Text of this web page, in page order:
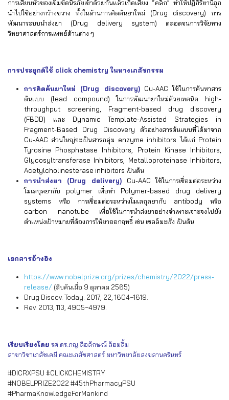
การเสียบหัวของเข็มขัดนิรภัยเข้าด้วยกันแล้วเกิดเสียง “คลิก” ทำให้ปฏิกิริยานี้ถูก
นำไปใช้อย่างกว้างขวาง ทั้งในด้านการคิดค้นยาใหม่ (Drug discovery) การ
พัฒนาระบบนำส่งยา (Drug delivery system) ตลอดจนการวิจัยทาง
วิทยาศาสตร์การแพทย์ด้านต่าง ๆ
การประยุกต์ใช้ click chemistry ในทางเภสัชกรรม
การคิดค้นยาใหม่ (Drug discovery)Cu-AAC ใช้ในการค้นหาสาร
ต้นแบบ (lead compound) ในการพัฒนายาใหม่ด้วยเทคนิค high-
throughput screening, Fragment-based drug discovery
(FBDD) และ Dynamic Template-Assisted Strategies in
Fragment-Based Drug Discovery ตัวอย่างสารต้นแบบที่ได้มาจาก
Cu-AAC ส่วนใหญ่จะเป็นสารกลุ่ม enzyme inhibitors ได้แก่ Protein
Tyrosine Phosphatase Inhibitors, Protein Kinase Inhibitors,
Glycosyltransferase Inhibitors, Metalloproteinase Inhibitors,
Acetylcholinesterase inhibitors เป็นต้น
การนำส่งยา (Drug delivery) Cu-AAC ใช้ในการเชื่อมต่อระหว่าง
โมเลกุลยากับ polymer เพื่อทำ Polymer-based drug delivery
systems หรือ การเชื่อมต่อระหว่างโมเลกุลยากับ antibody หรือ
carbon nanotube เพื่อใช้ในการนำส่งยาอย่างจำเพาะเจาะจงไปยัง
ตำแหน่งเป้าหมายที่ต้องการให้ยาออกฤทธิ์ เช่น เซลล์มะเร็ง เป็นต้น
เอกสารอ้างอิง
https://www.nobelprize.org/prizes/chemistry/2022/press-
release/ (สืบค้นเมื่อ 9 ตุลาคม 2565)
Drug Discov. Today. 2017, 22, 1604−1619.
Rev. 2013, 113, 4905−4979.
เรียบเรียงโดย รศ.ดร.ภญ.ลือลักษณ์ ล้อมลิ้ม
สาขาวิชาเภสัชเคมี คณะเภสัชศาสตร์ มหาวิทยาลัยสงขลานครินทร์
#DICRXPSU #CLICKCHEMISTRY
#NOBELPRIZE2022 #45thPharmacyPSU
#PharmaKnowledgeForMankind